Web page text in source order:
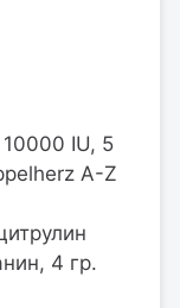
IU, 5
A-Z
4 гр.